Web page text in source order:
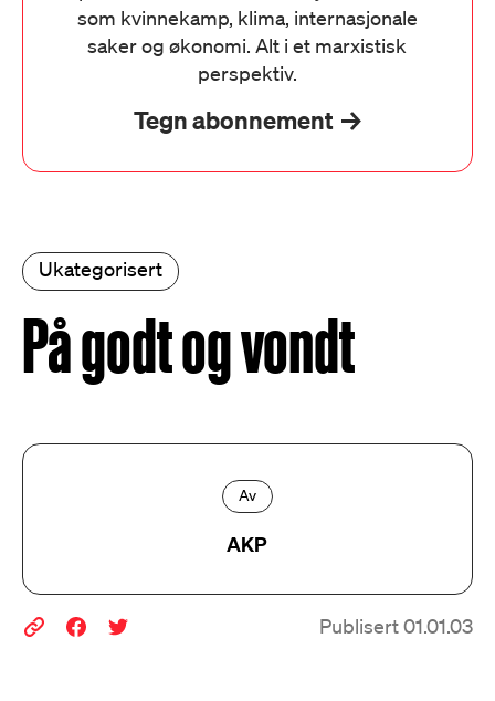
som kvinnekamp, klima, internasjonale
saker og økonomi. Alt i et marxistisk
perspektiv.
Tegn abonnement
Ukategorisert
På godt og vondt
Av
AKP
Publisert 01.01.03